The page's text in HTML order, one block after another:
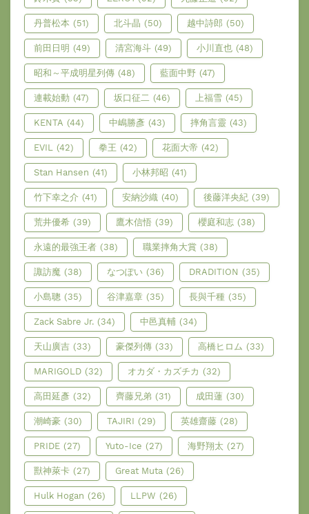
丹普松本 (51) 北斗晶 (50) 越中詩郎 (50)
前田日明 (49) 清宮海斗 (49) 小川直也 (48)
昭和～平成明星列傳 (48) 藍面中野 (47)
連載始動 (47) 坂口征二 (46) 上福雪 (45)
KENTA (44) 中嶋勝彥 (43) 摔角言靈 (43)
EVIL (42) 拳王 (42) 花面大帝 (42)
Stan Hansen (41) 小林邦昭 (41)
竹下幸之介 (41) 安納沙織 (40) 後藤洋央紀 (39)
荒井優希 (39) 鷹木信悟 (39) 櫻庭和志 (38)
永遠的最強王者 (38) 職業摔角大賞 (38)
諏訪魔 (38) なつぽい (36) DRADITION (35)
小島聰 (35) 谷津嘉章 (35) 長與千種 (35)
Zack Sabre Jr. (34) 中邑真輔 (34)
天山廣吉 (33) 豪傑列傳 (33) 高橋ヒロム (33)
MARIGOLD (32) オカダ・カズチカ (32)
高田延彥 (32) 齊藤兄弟 (31) 成田蓮 (30)
潮崎豪 (30) TAJIRI (29) 英雄齋藤 (28)
PRIDE (27) Yuto-Ice (27) 海野翔太 (27)
獸神萊卡 (27) Great Muta (26)
Hulk Hogan (26) LLPW (26)